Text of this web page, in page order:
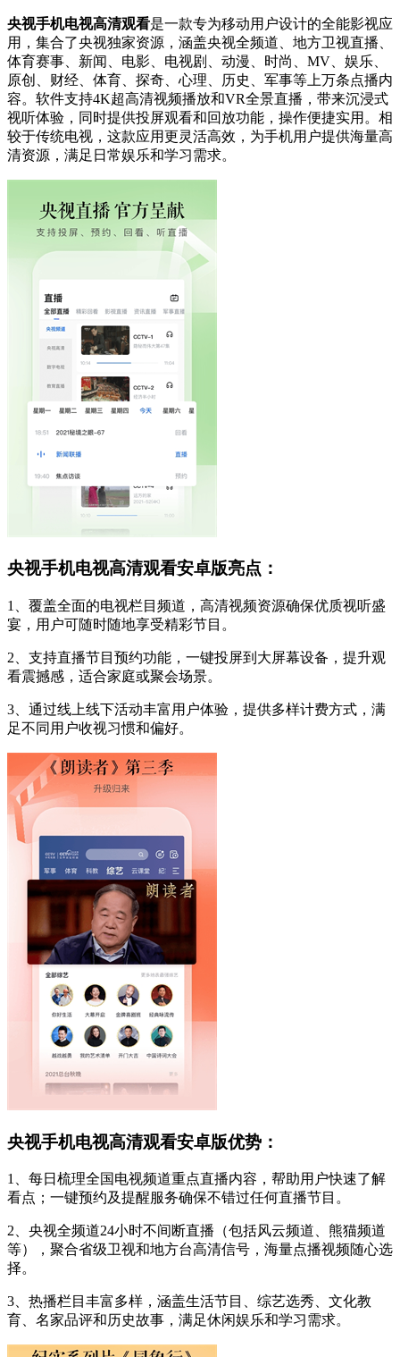
央视手机电视高清观看是一款专为移动用户设计的全能影视应
用，集合了央视独家资源，涵盖央视全频道、地方卫视直播、
体育赛事、新闻、电影、电视剧、动漫、时尚、MV、娱乐、
原创、财经、体育、探奇、心理、历史、军事等上万条点播内
容。软件支持4K超高清视频播放和VR全景直播，带来沉浸式
视听体验，同时提供投屏观看和回放功能，操作便捷实用。相
较于传统电视，这款应用更灵活高效，为手机用户提供海量高
清资源，满足日常娱乐和学习需求。
央视手机电视高清观看安卓版亮点：
1、覆盖全面的电视栏目频道，高清视频资源确保优质视听盛
宴，用户可随时随地享受精彩节目。
2、支持直播节目预约功能，一键投屏到大屏幕设备，提升观
看震撼感，适合家庭或聚会场景。
3、通过线上线下活动丰富用户体验，提供多样计费方式，满
足不同用户收视习惯和偏好。
央视手机电视高清观看安卓版优势：
1、每日梳理全国电视频道重点直播内容，帮助用户快速了解
看点；一键预约及提醒服务确保不错过任何直播节目。
2、央视全频道24小时不间断直播（包括风云频道、熊猫频道
等），聚合省级卫视和地方台高清信号，海量点播视频随心选
择。
3、热播栏目丰富多样，涵盖生活节目、综艺选秀、文化教
育、名家品评和历史故事，满足休闲娱乐和学习需求。